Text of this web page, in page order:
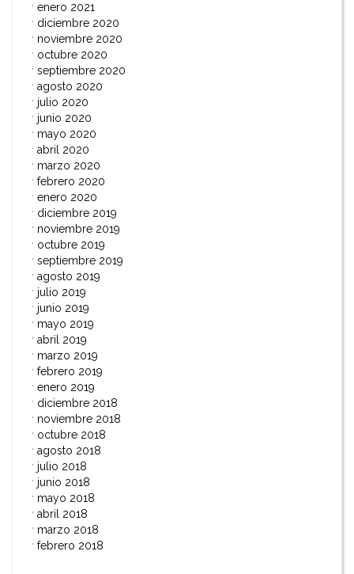
enero 2021
diciembre 2020
noviembre 2020
octubre 2020
septiembre 2020
agosto 2020
julio 2020
junio 2020
mayo 2020
abril 2020
marzo 2020
febrero 2020
enero 2020
diciembre 2019
noviembre 2019
octubre 2019
septiembre 2019
agosto 2019
julio 2019
junio 2019
mayo 2019
abril 2019
marzo 2019
febrero 2019
enero 2019
diciembre 2018
noviembre 2018
octubre 2018
agosto 2018
julio 2018
junio 2018
mayo 2018
abril 2018
marzo 2018
febrero 2018